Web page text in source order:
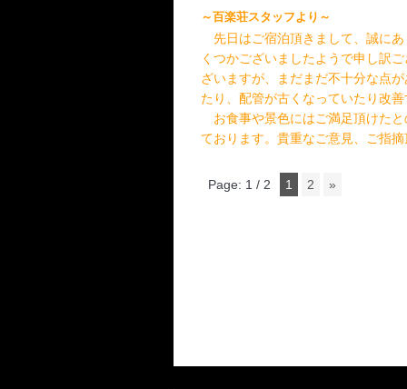
～百楽荘スタッフより～
先日はご宿泊頂きまして、誠に
くつかございましたようで申し訳
ざいますが、まだまだ不十分な点
たり、配管が古くなっていたり改
お食事や景色にはご満足頂けた
ております。貴重なご意見、ご指
Page: 1 / 2 1 2 »